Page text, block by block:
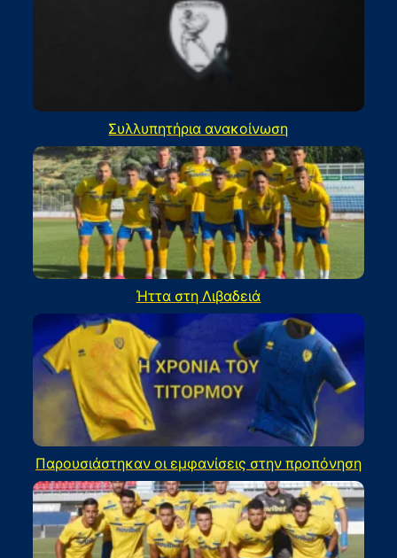
Συλλυπητήρια ανακοίνωση
Ήττα στη Λιβαδειά
Παρουσιάστηκαν οι εμφανίσεις στην προπόνηση